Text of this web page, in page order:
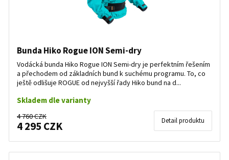
Bunda Hiko Rogue ION Semi-dry
Vodácká bunda Hiko Rogue ION Semi-dry je perfektním řešením
a přechodem od základních bund k suchému programu. To, co
ještě odlišuje ROGUE od nejvyšší řady Hiko bund na d...
Skladem dle varianty
4 760 CZK
4 295 CZK Detail produktu